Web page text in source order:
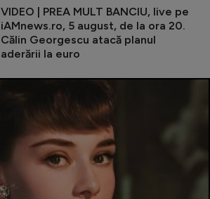
VIDEO | PREA MULT BANCIU, live pe
iAMnews.ro, 5 august, de la ora 20.
Călin Georgescu atacă planul
aderării la euro